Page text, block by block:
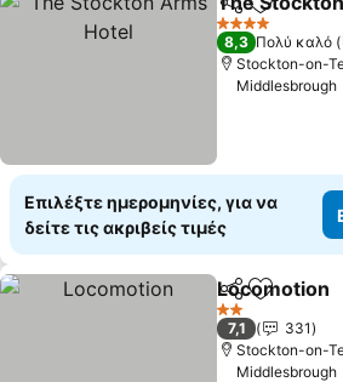
Κοινοποίηση
4 Αστέρια
8,3 Πολύ καλό
Stockton-on-
Middlesbrough
Επιλέξτε ημερομηνίες, για να
δείτε τις ακριβείς τιμές
Κοινοποίηση
Locomotion
2 Αστέρια
7,1
331
Stockton-on-
Middlesbrough